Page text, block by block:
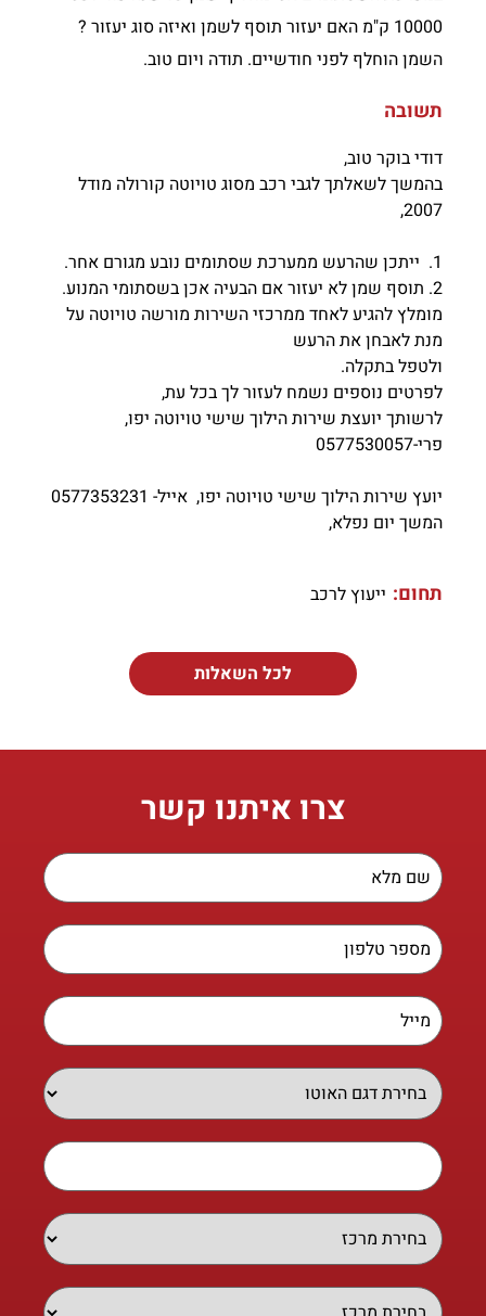
10000 ק"מ האם יעזור תוסף לשמן ואיזה סוג יעזור ?
השמן הוחלף לפני חודשיים. תודה ויום טוב.
תשובה
דודי בוקר טוב,
בהמשך לשאלתך לגבי רכב מסוג טויוטה קורולה מודל
2007,
1. ייתכן שהרעש ממערכת שסתומים נובע מגורם אחר.
2. תוסף שמן לא יעזור אם הבעיה אכן בשסתומי המנוע.
מומלץ להגיע לאחד ממרכזי השירות מורשה טויוטה על
מנת לאבחן את הרעש
ולטפל בתקלה.
לפרטים נוספים נשמח לעזור לך בכל עת,
לרשותך יועצת שירות הילוך שישי טויוטה יפו,
פרי-0577530057
יועץ שירות הילוך שישי טויוטה יפו, אייל- 0577353231
המשך יום נפלא,
תחום: ייעוץ לרכב
לכל השאלות
צרו איתנו קשר